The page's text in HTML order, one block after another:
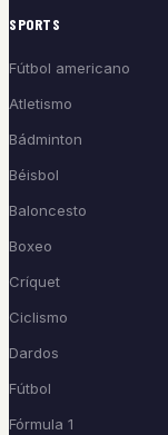
SPORTS
Fútbol americano
Atletismo
Bádminton
Béisbol
Baloncesto
Boxeo
Críquet
Ciclismo
Dardos
Fútbol
Fórmula 1